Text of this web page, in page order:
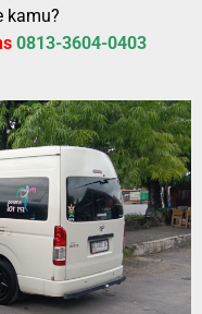
kamu?
0813-3604-0403